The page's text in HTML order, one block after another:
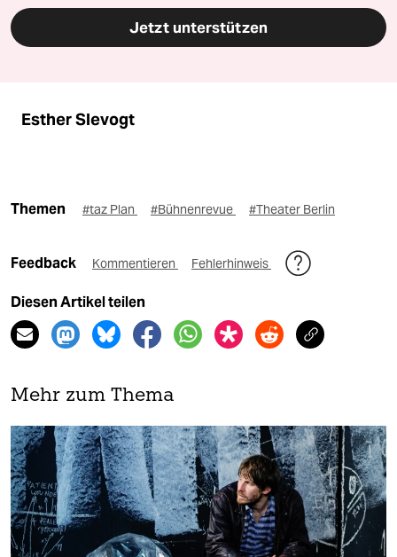
Jetzt unterstützen
Esther Slevogt
Themen #taz Plan #Bühnenrevue #Theater Berlin
Feedback Kommentieren Fehlerhinweis
Diesen Artikel teilen
Mehr zum Thema